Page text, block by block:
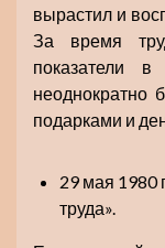
вырастил и
За время
показатели
неоднократно
подарками и
29 мая 1980
труда».